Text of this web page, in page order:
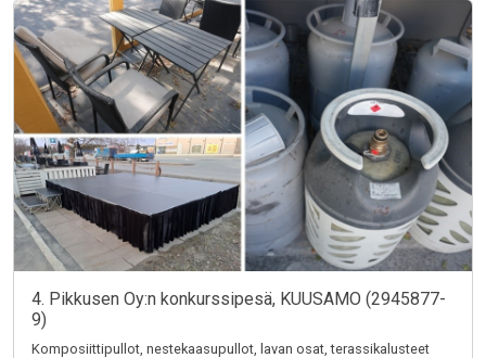
4. Pikkusen Oy:n konkurssipesä, KUUSAMO (2945877-
9)
Komposiittipullot, nestekaasupullot, lavan osat, terassikalusteet